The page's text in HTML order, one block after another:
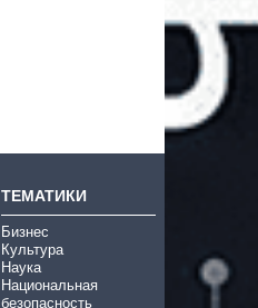
ТЕМАТИКИ
Бизнес
Культура
Наука
Национальная
безопасность